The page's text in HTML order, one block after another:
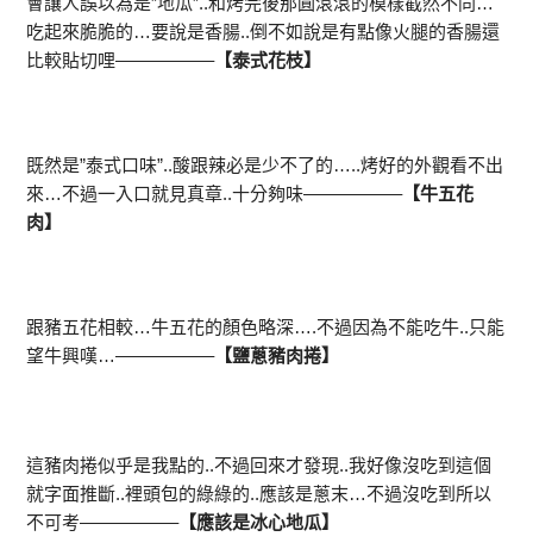
吃起來脆脆的…要說是香腸..倒不如說是有點像火腿的香腸還
比較貼切哩—————–【泰式花枝】
既然是”泰式口味”..酸跟辣必是少不了的…..烤好的外觀看不出
來…不過一入口就見真章..十分夠味—————–【牛五花
肉】
跟豬五花相較…牛五花的顏色略深….不過因為不能吃牛..只能
望牛興嘆…—————–【鹽蔥豬肉捲】
這豬肉捲似乎是我點的..不過回來才發現..我好像沒吃到這個
就字面推斷..裡頭包的綠綠的..應該是蔥末…不過沒吃到所以
不可考—————–【應該是冰心地瓜】